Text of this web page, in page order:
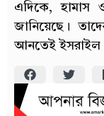
এদিকে, হামাস
জানিয়েছে।
আনতেই ইসরাইল